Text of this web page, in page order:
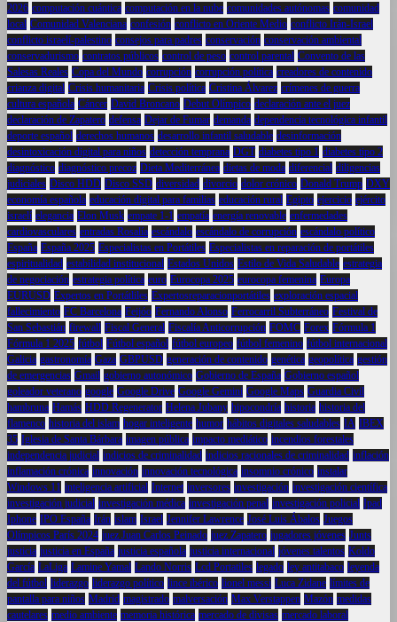
2026 computación cuántica computación en la nube comunidades autónomas comunidad
local Comunidad Valenciana confesión conflicto en Oriente Medio conflicto Irán-Israel
conflicto israelí-palestino consejos para padres conservación conservación ambiental
conservadurismo contratos públicos control de peso control parental Convento de las
Salesas Reales Copa del Mundo corrupción corrupción política creadores de contenido
crianza digital Crisis humanitaria Crisis política Cristina Álvarez crímenes de guerra
cultura española Cáncer David Broncano Debut Olímpico declaración ante el juez
declaración de Zapatero defensa Dejar de Fumar demanda dependencia tecnológica infantil
deporte español derechos humanos desarrollo infantil saludable desinformación
desintoxicación digital para niños detección temprana DGT diabetes tipo 1 diabetes tipo 2
diagnóstico diagnóstico precoz Dieta Mediterránea dietas de moda diferencial diligencias
judiciales Disco HDD Disco SSD diversidad divorcio dolor crónico Donald Trump DXY
economía española educación digital para familias educación rural Egipto ejercicio ejército
israelí elegancia Elon Musk empate 1-1 empatía energía renovable enfermedades
cardiovasculares entradas Rosalía escándalo escándalo de corrupción escándalo político
España España 2025 Especialistas en Portátiles Especialistas en reparación de portátiles
espiritualidad estabilidad institucional Estados Unidos Estilo de Vida Saludable estrategia
de negociación estrategia política euro Eurocopa 2025 eurocopa femenina Europa
EURUSD Expertos en Portátliles Expertosreparacionportátiles exploración espacial
fallecimiento FC Barcelona Feijóo Fernando Alonso Ferrocarril Subterráneo Festival de
San Sebastián firewall Fiscal General Fiscalía Anticorrupción FOMC Forex Fórmula 1
Fórmula 1 2025 fútbol Fútbol español fútbol europeo fútbol femenino fútbol internacional
Galicia gastronomía Gaza GBPUSD generación de contenido genética geopolítica gestión
de emergencias Gmail gobierno autonómico Gobierno de España Gobierno español
goleador veterano google Google Drive Google Gemini Google Maps Guardia Civil
hambruna Hamás HDD Regenerator Helena Jubany hipocondría historia historia del
flamenco historia del islam hogar inteligente humor hábitos digitales saludables IA IBEX
35 Iglesia de Santa Bárbara imagen pública impacto mediático incendios forestales
independencia judicial indicios de criminalidad indicios racionales de criminalidad inflación
inflamación crónica innovación innovación tecnológica insomnio crónico instalar
Windows 11 inteligencia artificial Internet inversores investigación investigación científica
investigación judicial investigación médica investigación penal investigación policial Ipad
Iphone IPO España Irán islam Israel Jennifer Lawrence José Luis Ábalos Juegos
Olímpicos París 2024 juez Juan Carlos Peinado juez Zapatero jugadores jóvenes Junts
justicia justicia en España justicia española justicia internacional jóvenes talentos Koldo
García LaLiga Lamine Yamal Lando Norris Lcd Portatiles legado ley antitabaco leyenda
del fútbol liderazgo liderazgo político lince ibérico lionel messi Luca Zidane límites de
pantalla para niños Madrid magistrado malversación Max Verstappen Mazón medidas
cautelares medio ambiente memoria histórica mercado de divisas mercado laboral